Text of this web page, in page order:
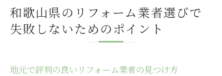
和歌山県のリフォーム業者選びで
失敗しないためのポイント
地元で評判の良いリフォーム業者の見つけ方